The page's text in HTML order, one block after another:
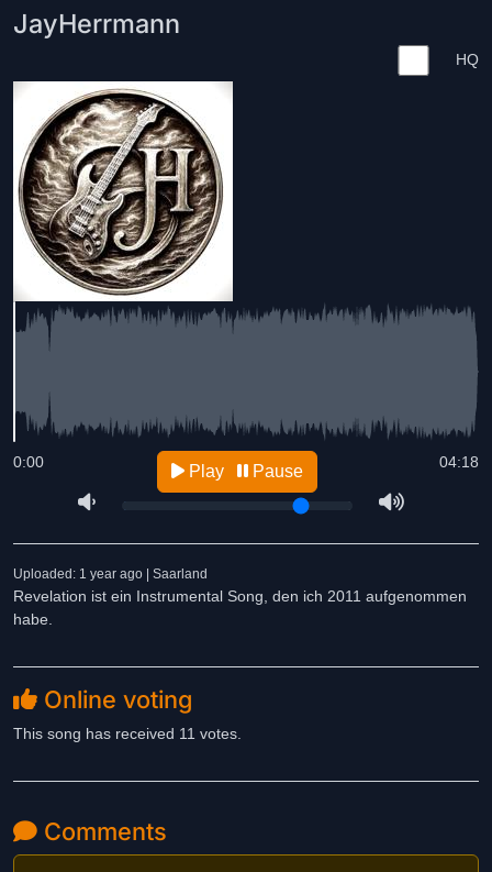
JayHerrmann
HQ
04:18
0:00 Play Pause
Uploaded: 1 year ago | Saarland
Revelation ist ein Instrumental Song, den ich 2011 aufgenommen
habe.
Online voting
This song has received 11 votes.
Comments